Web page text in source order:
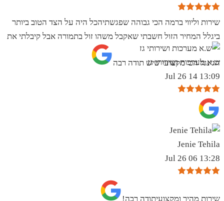
שירות וליווי ברמה הכי גבוהה שפגשתיהכל היה על הצד הטוב ביותר
ביגלל המחיר הזול חשבתי שאקבל משהו זול בתמורה אבל קיבלתי את
הגינגל הכי מקצועי שיש תודה רבה
ש.א מערכות ושירותי גז
13:09 14 Jul 26
Jenie Tehila
13:28 06 Jul 26
שירות מהיר ומקצועיתודה רבה!